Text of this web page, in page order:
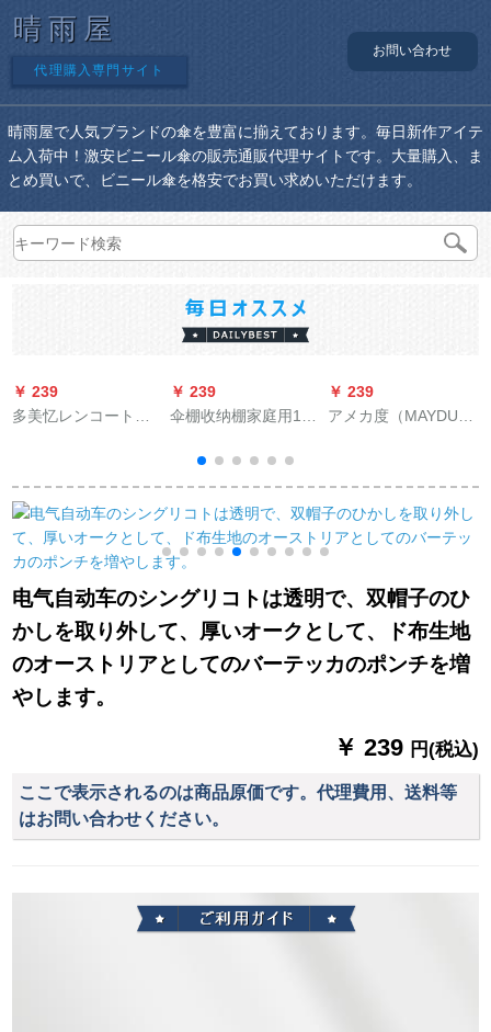
晴雨屋
代理購入専門サイト
お問い合わせ
晴雨屋で人気ブランドの傘を豊富に揃えております。毎日新作アイテ
ム入荷中！激安ビニール傘の販売通販代理サイトです。大量購入、ま
とめ買いで、ビニール傘を格安でお買い求めいただけます。
￥ 239
多美忆レンコートバ
センター大帽子のフ
ァンション児童学生
骑行レントラック白
XL
￥ 239
伞棚收纳棚家庭用12
行ホテルビの伞立て
机收纳棚
￥ 239
アメカ度（MAYDU）
ビギネ晴雨兼用傘M
138黒
电气自动车のシングリコトは透明で、双帽子のひ
かしを取り外して、厚いオークとして、ド布生地
のオーストリアとしてのバーテッカのポンチを増
やします。
￥ 239 円(税込)
ここで表示されるのは商品原価です。代理費用、送料等
はお問い合わせください。